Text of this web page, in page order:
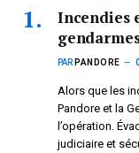
Incendies
PAR PANDORE
Alors que les
Pandore et la
l’opération.
judiciaire et